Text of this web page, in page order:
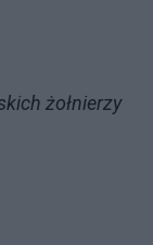
żołnierzy